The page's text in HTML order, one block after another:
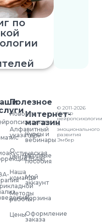
по
(БАК)
Интернет-
магазин
Курсы и
вебинары
Игровые
пособия
Мой
аккаунт
Корзина
Оформление
заказа
Полезное
Новости
Алфавитный
указатель
О
центре
Наша
команда
Методы
работы
Цены
© 2011-2026
Центр
нейропсихологии
и
эмоционального
развития
Эмбер